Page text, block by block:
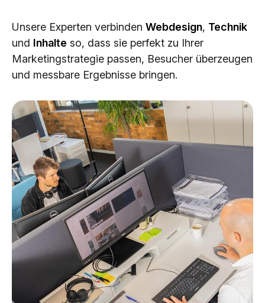
KI-Lösungen
Unsere Experten verbinden Webdesign, Technik
und Inhalte so, dass sie perfekt zu Ihrer
Marketingstrategie passen, Besucher überzeugen
und messbare Ergebnisse bringen.